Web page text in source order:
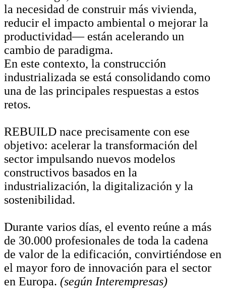
la necesidad de construir más vivienda,
reducir el impacto ambiental o mejorar la
productividad— están acelerando un
cambio de paradigma.
En este contexto, la construcción
industrializada se está consolidando como
una de las principales respuestas a estos
retos.
REBUILD nace precisamente con ese
objetivo: acelerar la transformación del
sector impulsando nuevos modelos
constructivos basados en la
industrialización, la digitalización y la
sostenibilidad.
Durante varios días, el evento reúne a más
de 30.000 profesionales de toda la cadena
de valor de la edificación, convirtiéndose en
el mayor foro de innovación para el sector
en Europa. (según Interempresas)